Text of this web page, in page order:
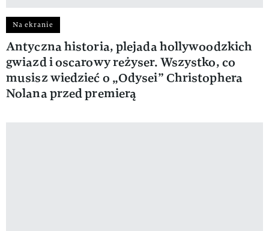
Na ekranie
Antyczna historia, plejada hollywoodzkich
gwiazd i oscarowy reżyser. Wszystko, co
musisz wiedzieć o „Odysei” Christophera
Nolana przed premierą